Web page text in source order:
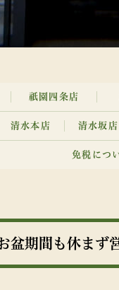
祇園四条店
清水本店 清水坂店
免税につ
盆期間も休まず